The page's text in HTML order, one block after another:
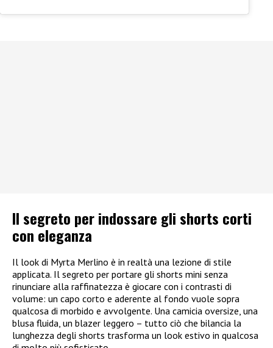
Il segreto per indossare gli shorts corti
con eleganza
Il look di Myrta Merlino è in realtà una lezione di stile
applicata. Il segreto per portare gli shorts mini senza
rinunciare alla raffinatezza è giocare con i contrasti di
volume: un capo corto e aderente al fondo vuole sopra
qualcosa di morbido e avvolgente. Una camicia oversize, una
blusa fluida, un blazer leggero – tutto ciò che bilancia la
lunghezza degli shorts trasforma un look estivo in qualcosa